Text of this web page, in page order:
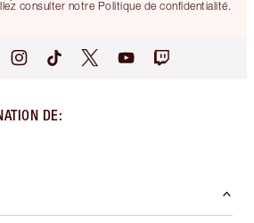
consulter notre Politique de confidentialité.
DE: